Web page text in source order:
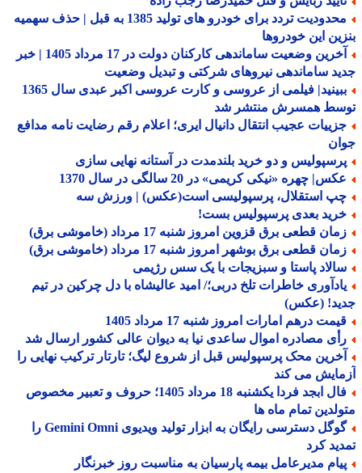
محدودیت تردد برای خودرو های تولید 1385 به قبل | حذف سهمیه
این خودروها
آخرین وضعیت ساماندهی کارکنان دولت در 17 مرداد 1405 | خبر
ساماندهی نیروهای شرکتی و تبدیل وضعیت
ببینید| فیلمی از عروسی و کارت عروسی اکبر عبدی سال 1365
همسرش منتشر شد
عجیب انتقال دانیال ایری؛ اعلام رقم رضایت نامه مدافع
و دو خرید بلندمدت در آستانه نهایی سازی
چهره «نیکی کریمی» در 20 سالگی در سال 1370
استقلال، پرسپولیسی است(عکس) | ورزش سه
بعدی پرسپولیس بست!
قطعی برق قزوین امروز شنبه 17 مرداد (خاموشی برق)
قطعی برق بوشهر امروز شنبه 17 مرداد (خاموشی برق)
پاستا و سبزیجات با یک سس رژیمی
خاطرات تلخ دربی؛/ امید عالیشاه با دل چرکین در تیم
(عکس)
درهم امارات امروز شنبه 17 مرداد 1405
مصادره اموال ساعدی نیا به دیوان عالی کشور ارسال شد
محک پرسپولیس قبل از شروع لیگ؛ تارتار ترکیب نهایی را
می کند
فال ابجد فردا یکشنبه 18 مرداد 1405؛ حروف و تعبیر مخصوص
تمام ماه ها
گوگل دسترسی رایگان به ابزار تولید ویدیوی Gemini Omni را
کرد
مدیرعامل بیمه پارسیان به مناسبت روز خبرنگار